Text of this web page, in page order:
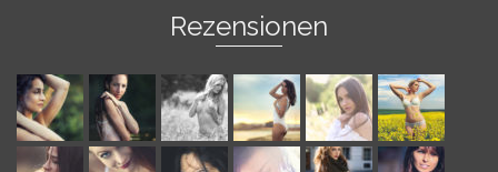
Rezensionen